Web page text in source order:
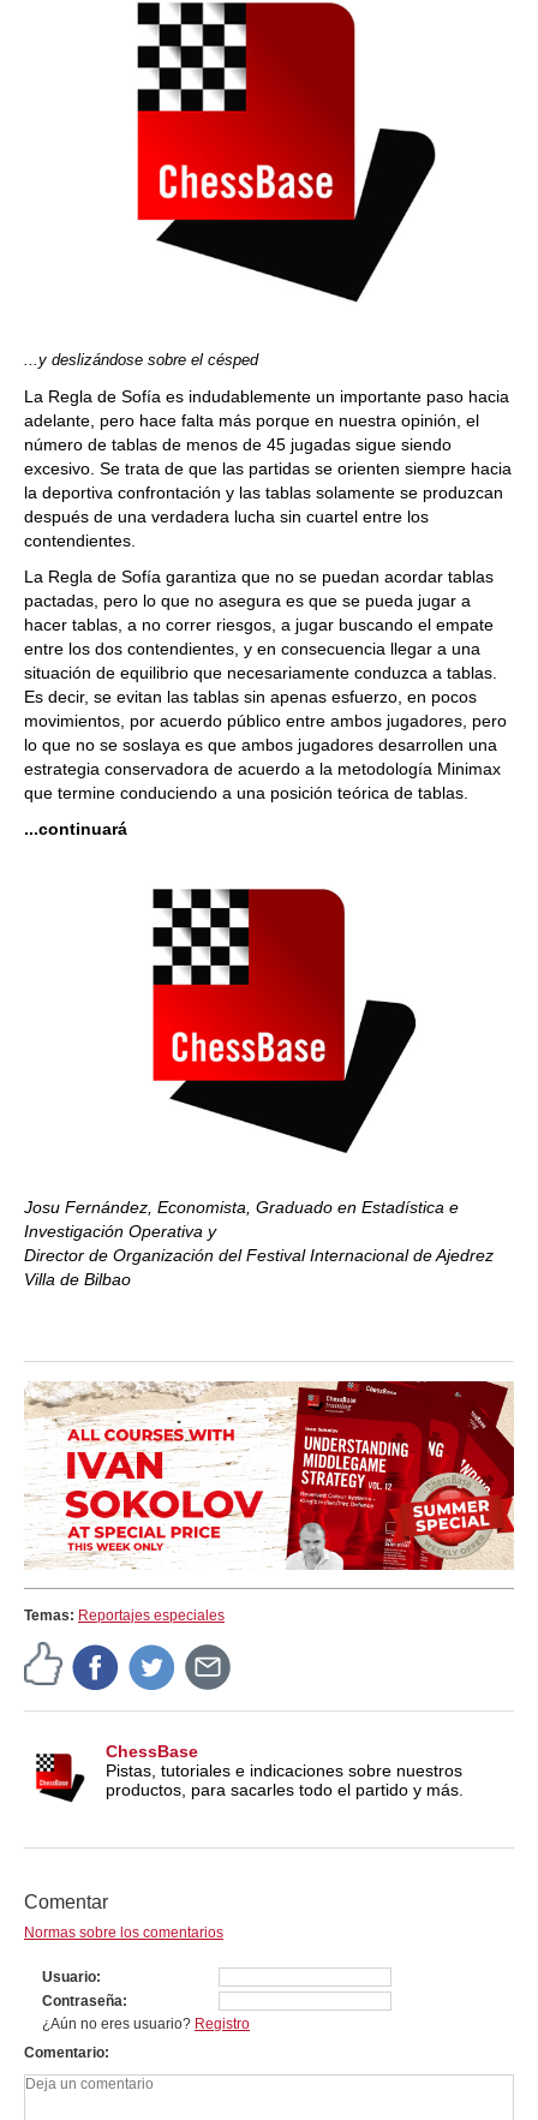
...y deslizándose sobre el césped
La Regla de Sofía es indudablemente un importante paso hacia
adelante, pero hace falta más porque en nuestra opinión, el
número de tablas de menos de 45 jugadas sigue siendo
excesivo. Se trata de que las partidas se orienten siempre hacia
la deportiva confrontación y las tablas solamente se produzcan
después de una verdadera lucha sin cuartel entre los
contendientes.
La Regla de Sofía garantiza que no se puedan acordar tablas
pactadas, pero lo que no asegura es que se pueda jugar a
hacer tablas, a no correr riesgos, a jugar buscando el empate
entre los dos contendientes, y en consecuencia llegar a una
situación de equilibrio que necesariamente conduzca a tablas.
Es decir, se evitan las tablas sin apenas esfuerzo, en pocos
movimientos, por acuerdo público entre ambos jugadores, pero
lo que no se soslaya es que ambos jugadores desarrollen una
estrategia conservadora de acuerdo a la metodología Minimax
que termine conduciendo a una posición teórica de tablas.
...continuará
Josu Fernández, Economista, Graduado en Estadística e
Investigación Operativa y
Director de Organización del Festival Internacional de Ajedrez
Villa de Bilbao
Temas: Reportajes especiales
ChessBase
Pistas, tutoriales e indicaciones sobre nuestros
productos, para sacarles todo el partido y más.
Comentar
Normas sobre los comentarios
Usuario
Contraseña
¿Aún no eres usuario? Registro
Comentario